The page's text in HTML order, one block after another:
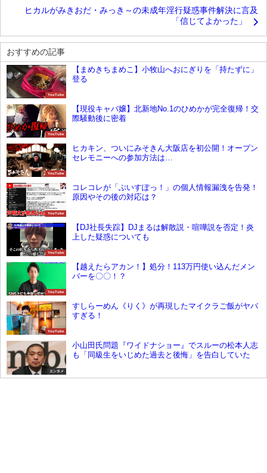
ヒカルがみきおだ・みっき～の未成年淫行疑惑事件解決に言及
「信じてよかった」
おすすめの記事
YouTube
【まめきちまめこ】小牧山へおにぎりを「持たずに」
登る
YouTube
【現役キャバ嬢】北新地No.1のひめかが完全復帰！交
際騒動後に密着
YouTube
ヒカキン、ついにみそきん大阪店を初公開！オープン
セレモニーへの参加方法は…
YouTube
コレコレが「ぶいすぽっ！」の個人情報漏洩を告発！
原因やその後の対応は？
YouTube
【DJ社長失踪】DJまるは解散説・喧嘩説を否定！炎
上した疑惑についても
YouTube
【越えたらアカン！】処分！113万円使い込んだメン
バーを〇〇！？
YouTube
すしらーめん《りく》が再現したマイクラご飯がヤバ
すぎる！
エンタメ
小山田氏問題『ワイドナショー』でスルーの松本人志
も「同級生をいじめた過去と後悔」を告白していた